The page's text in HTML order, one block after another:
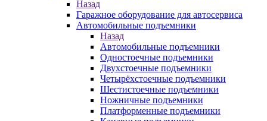
Назад
Гаражное оборудование для автосервиса
Автомобильные подъемники
Назад
Автомобильные подъемники
Одностоечные подъемники
Двухстоечные подъемники
Четырёхстоечные подъемники
Шестистоечные подъемники
Ножничные подъемники
Платформенные подъемники